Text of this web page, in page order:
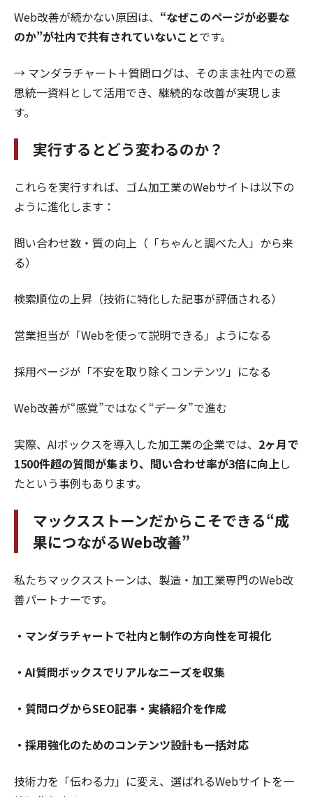
Web改善が続かない原因は、 “なぜこのページが必要な
のか”が社内で共有されていないことです。
→ マンダラチャート＋質問ログは、そのまま社内での意
思統一資料として活用でき、継続的な改善が実現しま
す。
実行するとどう変わるのか？
これらを実行すれば、ゴム加工業のWebサイトは以下の
ように進化します：
問い合わせ数・質の向上（「ちゃんと調べた人」から来
る）
検索順位の上昇（技術に特化した記事が評価される）
営業担当が「Webを使って説明できる」ようになる
採用ページが「不安を取り除くコンテンツ」になる
Web改善が“感覚”ではなく“データ”で進む
実際、AIボックスを導入した加工業の企業では、 2ヶ月で
1500件超の質問が集まり、問い合わせ率が3倍に向上し
たという事例もあります。
マックスストーンだからこそできる“成
果につながるWeb改善”
私たちマックスストーンは、製造・加工業専門のWeb改
善パートナーです。
・マンダラチャートで社内と制作の方向性を可視化
・AI質問ボックスでリアルなニーズを収集
・質問ログからSEO記事・実績紹介を作成
・採用強化のためのコンテンツ設計も一括対応
技術力を「伝わる力」に変え、選ばれるWebサイトを一